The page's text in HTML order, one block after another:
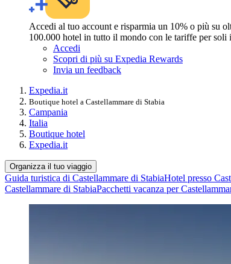
Accedi al tuo account e risparmia un 10% o più su
100.000 hotel in tutto il mondo con le tariffe per soli
Accedi
Scopri di più su Expedia Rewards
Invia un feedback
Expedia.it
Boutique hotel a Castellammare di Stabia
Campania
Italia
Boutique hotel
Expedia.it
Organizza il tuo viaggio
Guida turistica di Castellammare di StabiaHotel presso
Castellammare di StabiaPacchetti vacanza per